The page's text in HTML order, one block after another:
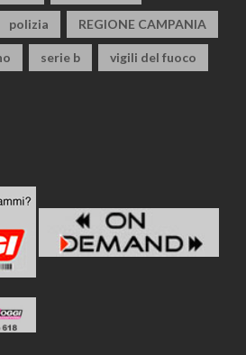
polizia REGIONE CAMPANIA
serie b vigili del fuoco